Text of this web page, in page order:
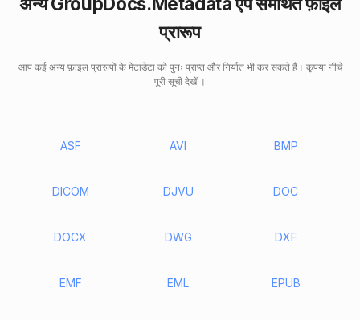
प्रारूप
आप कई अन्य फ़ाइल प्रारूपों के मेटाडेटा को पुनः प्राप्त और निर्यात भी कर सकते हैं। कृपया नीचे
पूरी सूची देखें ।
ASF AVI BMP
DICOM DJVU DOC
DOCX DWG DXF
EMF EML EPUB